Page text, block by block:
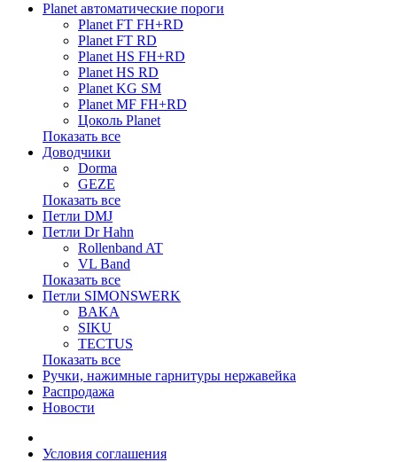
Planet автоматические пороги
Planet FT FH+RD
Planet FT RD
Planet HS FH+RD
Planet HS RD
Planet KG SM
Planet MF FH+RD
Цоколь Planet
Показать все
Доводчики
Dorma
GEZE
Показать все
Петли DMJ
Петли Dr Hahn
Rollenband AT
VL Band
Показать все
Петли SIMONSWERK
BAKA
SIKU
TECTUS
Показать все
Ручки, нажимные гарнитуры нержавейка
Распродажа
Новости
Условия соглашения